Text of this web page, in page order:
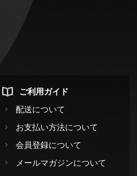
ご利用ガイド
配送について
お支払い方法について
会員登録について
メールマガジンについて